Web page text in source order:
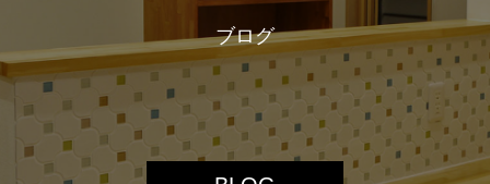
ブログ